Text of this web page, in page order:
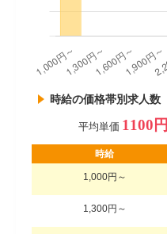
時給の価格帯別求人数
平均単価 1100円
時給
1,000円～
1,300円～